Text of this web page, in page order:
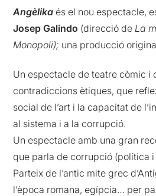
Angèlika és el nou espectacle,
Josep Galindo (direcció de La
Monopoli); una producció
Un espectacle de teatre còmic i
contradiccions ètiques, que
social de l’art i la capacitat de
al sistema i a la corrupció.
Un espectacle amb una gran
que parla de corrupció (política
Parteix de l’antic mite grec
l’època romana, egípcia… per